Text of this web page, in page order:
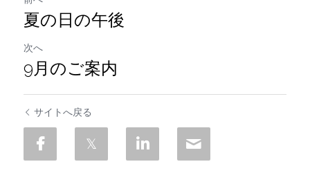
夏の日の午後
次へ
9月のご案内
サイトへ戻る